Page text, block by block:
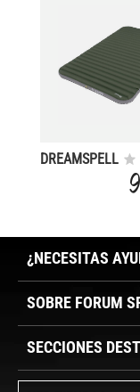
DREAMSPELL
¿NECESITAS
SOBRE FORUM
SECCIONES